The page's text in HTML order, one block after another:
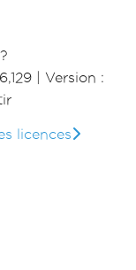
Version :
licences